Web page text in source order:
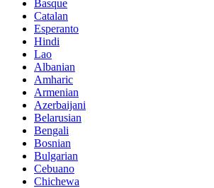
Basque
Catalan
Esperanto
Hindi
Lao
Albanian
Amharic
Armenian
Azerbaijani
Belarusian
Bengali
Bosnian
Bulgarian
Cebuano
Chichewa